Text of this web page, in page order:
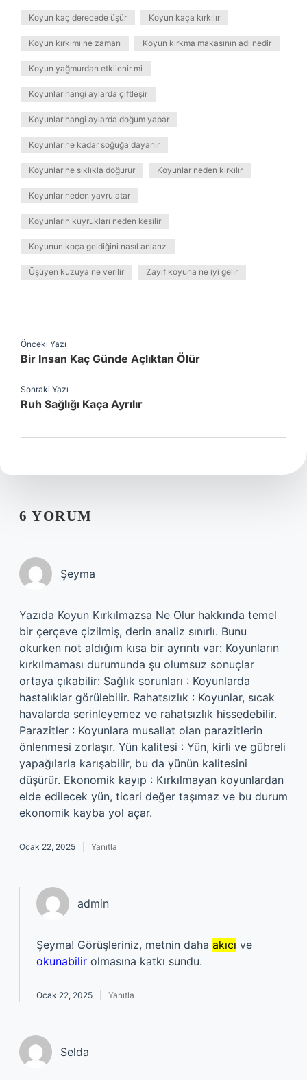
Koyun kaç derecede üşür Koyun kaça kırkılır
Koyun kırkımı ne zaman Koyun kırkma makasının adı nedir
Koyun yağmurdan etkilenir mi
Koyunlar hangi aylarda çiftleşir
Koyunlar hangi aylarda doğum yapar
Koyunlar ne kadar soğuğa dayanır
Koyunlar ne sıklıkla doğurur Koyunlar neden kırkılır
Koyunlar neden yavru atar
Koyunların kuyrukları neden kesilir
Koyunun koça geldiğini nasıl anlarız
Üşüyen kuzuya ne verilir Zayıf koyuna ne iyi gelir
Önceki Yazı
Bir Insan Kaç Günde Açlıktan Ölür
Sonraki Yazı
Ruh Sağlığı Kaça Ayrılır
6 YORUM
Şeyma
Yazıda Koyun Kırkılmazsa Ne Olur hakkında temel
bir çerçeve çizilmiş, derin analiz sınırlı. Bunu
okurken not aldığım kısa bir ayrıntı var: Koyunların
kırkılmaması durumunda şu olumsuz sonuçlar
ortaya çıkabilir: Sağlık sorunları : Koyunlarda
hastalıklar görülebilir. Rahatsızlık : Koyunlar, sıcak
havalarda serinleyemez ve rahatsızlık hissedebilir.
Parazitler : Koyunlara musallat olan parazitlerin
önlenmesi zorlaşır. Yün kalitesi : Yün, kirli ve gübreli
yapağılarla karışabilir, bu da yünün kalitesini
düşürür. Ekonomik kayıp : Kırkılmayan koyunlardan
elde edilecek yün, ticari değer taşımaz ve bu durum
ekonomik kayba yol açar.
Ocak 22, 2025 Yanıtla
admin
Şeyma! Görüşleriniz, metnin daha akıcı ve
okunabilir olmasına katkı sundu.
Ocak 22, 2025 Yanıtla
Selda